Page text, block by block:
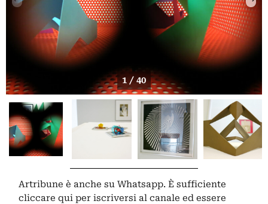
1 / 40
Artribune è anche su Whatsapp. È sufficiente
cliccare qui per iscriversi al canale ed essere